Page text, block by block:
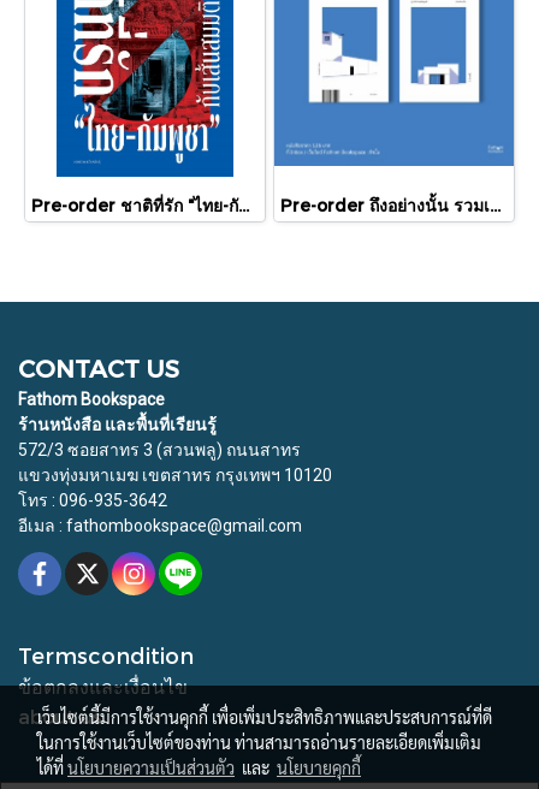
Pre-order ชาติที่รัก "ไทย-กัมพูชา" กับเส้นสมมติ / พวงทอง ภวัครพันธุ์ / มติชน Pre-order ถึงอย่างนั้น รวมเรื่องสั้น / ภู่มณี ศิริพรไพบูลย์ / สำนักพิมพ์ตำหนัก
CONTACT US
Fathom Bookspace
ร้านหนังสือ และพื้นที่เรียนรู้
572/3 ซอยสาทร 3 (สวนพลู) ถนนสาทร
แขวงทุ่งมหาเมฆ เขตสาทร กรุงเทพฯ 10120
โทร : 096-935-3642
อีเมล : fathombookspace@gmail.com
Termscondition
ข้อตกลงและเงื่อนไข
about us
เว็บไซต์นี้มีการใช้งานคุกกี้ เพื่อเพิ่มประสิทธิภาพและประสบการณ์ที่ดี
ในการใช้งานเว็บไซต์ของท่าน ท่านสามารถอ่านรายละเอียดเพิ่มเติม
ได้ที่นโยบายความเป็นส่วนตัว และ นโยบายคุกกี้